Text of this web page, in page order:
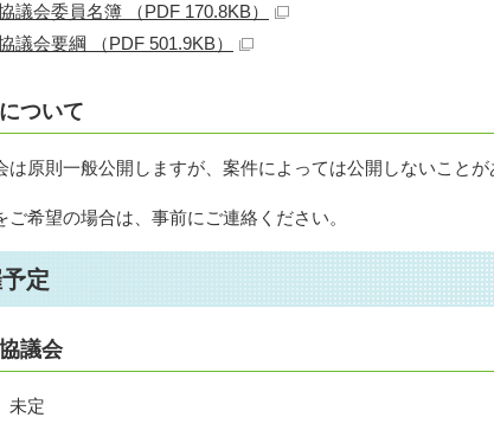
議会委員名簿 （PDF 170.8KB）
議会要綱 （PDF 501.9KB）
ついて
は原則一般公開しますが、案件によっては公開しないことが
ご希望の場合は、事前にご連絡ください。
定
議会
未定